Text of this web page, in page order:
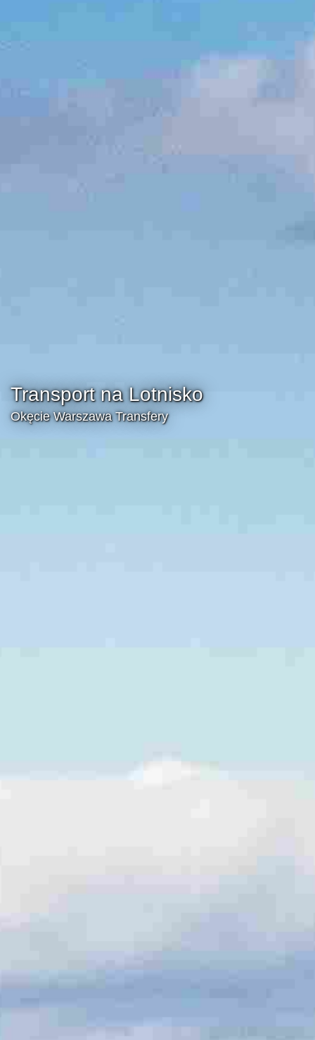
Transport na Lotnisko
Okęcie Warszawa Transfery